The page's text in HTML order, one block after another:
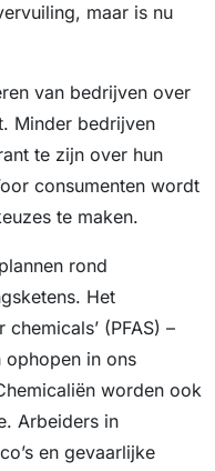
maar is nu
van bedrijven over
Minder bedrijven
te zijn over hun
consumenten wordt
te maken.
rond
Het
(PFAS) –
in ons
worden ook
Arbeiders in
en gevaarlijke